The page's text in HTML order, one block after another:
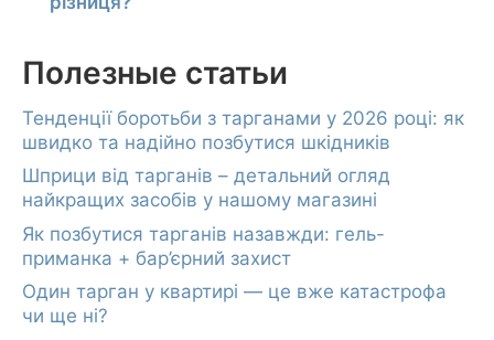
Полезные статьи
Тенденції боротьби з тарганами у 2026 році: як
швидко та надійно позбутися шкідників
Шприци від тарганів – детальний огляд
найкращих засобів у нашому магазині
Як позбутися тарганів назавжди: гель-
приманка + бар’єрний захист
Один тарган у квартирі — це вже катастрофа
чи ще ні?